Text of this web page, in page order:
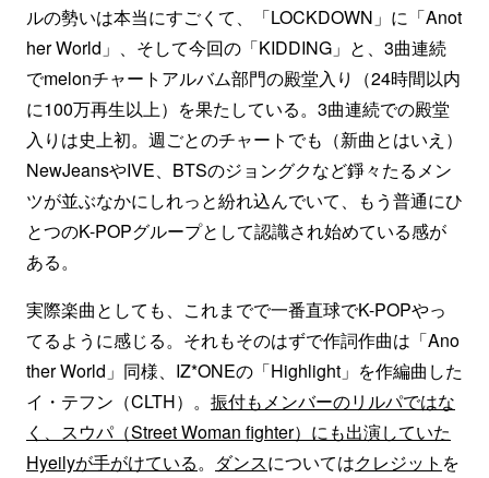
ルの勢いは本当にすごくて、「LOCKDOWN」に「Anot
her World」、そして今回の「KIDDING」と、3曲連続
でmelonチャートアルバム部門の殿堂入り（24時間以内
に100万再生以上）を果たしている。3曲連続での殿堂
入りは史上初。週ごとのチャートでも（新曲とはいえ）
NewJeansやIVE、BTSのジョングクなど錚々たるメン
ツが並ぶなかにしれっと紛れ込んでいて、もう普通にひ
とつのK-POPグループとして認識され始めている感が
ある。
実際楽曲としても、これまでで一番直球でK-POPやっ
てるように感じる。それもそのはずで作詞作曲は「Ano
ther World」同様、IZ*ONEの「Highlight」を作編曲した
イ・テフン（CLTH）。 振付もメンバーのリルパではな
く、スウパ（Street Woman fighter）にも出演していた
Hyeilyが手がけている。 ダンスについてはクレジット を